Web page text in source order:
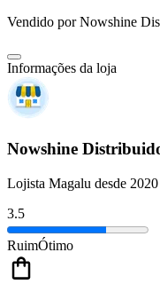
Vendido porNowshine
Informações da loja
Nowshine
Lojista Magalu desde 2020
3.5
RuimÓtimo